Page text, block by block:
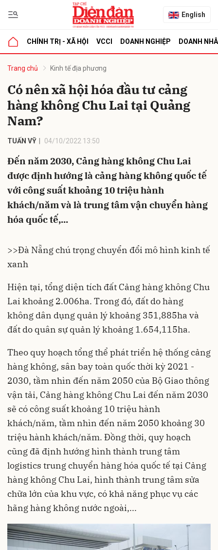
English
CHÍNH TRỊ - XÃ HỘI VCCI DOANH NGHIỆP DOANH
Trang chủ Kinh tế địa phương
Có nên xã hội hóa đầu tư cảng
hàng không Chu Lai tại Quảng
Nam?
TUẤN VỸ 04/10/2022 13:50
Đến năm 2030, Cảng hàng không Chu Lai
được định hướng là cảng hàng không quốc tế
với công suất khoảng 10 triệu hành
khách/năm và là trung tâm vận chuyển hàng
hóa quốc tế,...
>>Đà Nẵng chú trọng chuyển đổi mô hình kinh tế
xanh
Hiện tại, tổng diện tích đất Cảng hàng không Chu
Lai khoảng 2.006ha. Trong đó, đất do hàng
không dân dụng quản lý khoảng 351,885ha và
đất do quân sự quản lý khoảng 1.654,115ha.
Theo quy hoạch tổng thể phát triển hệ thống cảng
hàng không, sân bay toàn quốc thời kỳ 2021 -
2030, tầm nhìn đến năm 2050 của Bộ Giao thông
vận tải, Cảng hàng không Chu Lai đến năm 2030
sẽ có công suất khoảng 10 triệu hành
khách/năm, tầm nhìn đến năm 2050 khoảng 30
triệu hành khách/năm. Đồng thời, quy hoạch
cũng đã định hướng hình thành trung tâm
logistics trung chuyển hàng hóa quốc tế tại Cảng
hàng không Chu Lai, hình thành trung tâm sửa
chữa lớn của khu vực, có khả năng phục vụ các
hãng hàng không nước ngoài,...
luận
Hủy